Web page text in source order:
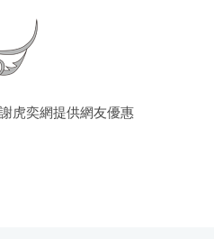
虎奕網提供網友優惠